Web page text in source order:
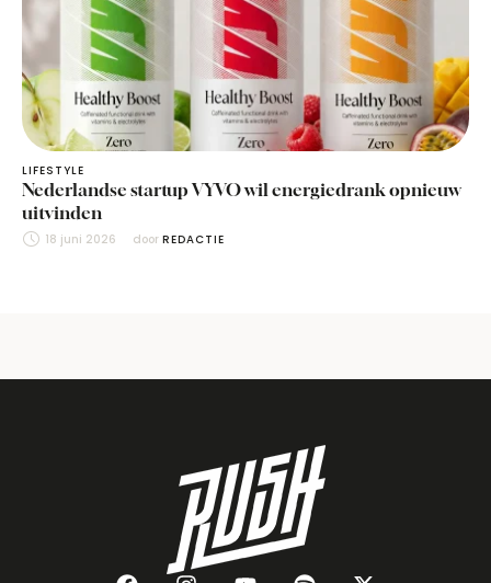
LIFESTYLE
Nederlandse startup VYVO wil energiedrank opnieuw
uitvinden
18 juni 2026 door REDACTIE